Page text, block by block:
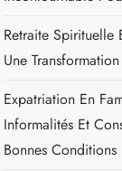
Retraite Spirituelle
Une
Expatriation En
Informalités Et
Bonnes Conditions